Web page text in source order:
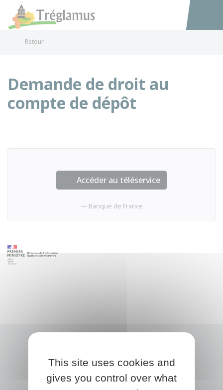
Accéder
Retour
Demande de droit au
compte de dépôt
Accéder au téléservice
Banque de France
This site uses cookies and
gives you control over what